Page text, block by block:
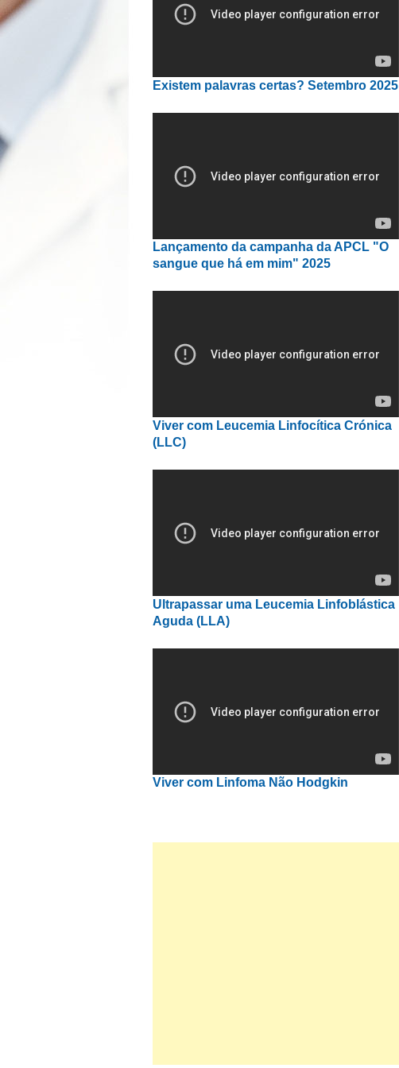
Existem palavras certas? Setembro 2025
Lançamento da campanha da APCL "O
sangue que há em mim" 2025
Viver com Leucemia Linfocítica Crónica
(LLC)
Ultrapassar uma Leucemia Linfoblástica
Aguda (LLA)
Viver com Linfoma Não Hodgkin